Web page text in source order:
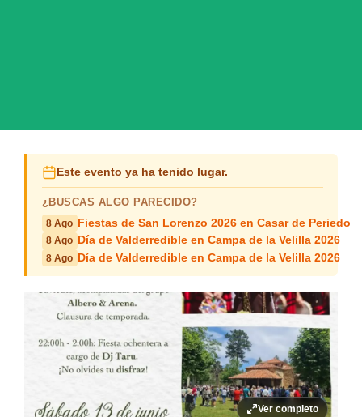
Este evento ya ha tenido lugar.
¿BUSCAS ALGO PARECIDO?
8 Ago Fiestas de San Lorenzo 2026 en Casar de Periedo
8 Ago Día de Valderredible en Campa de la Velilla 2026
8 Ago Día de Valderredible en Campa de la Velilla 2026
Ver completo